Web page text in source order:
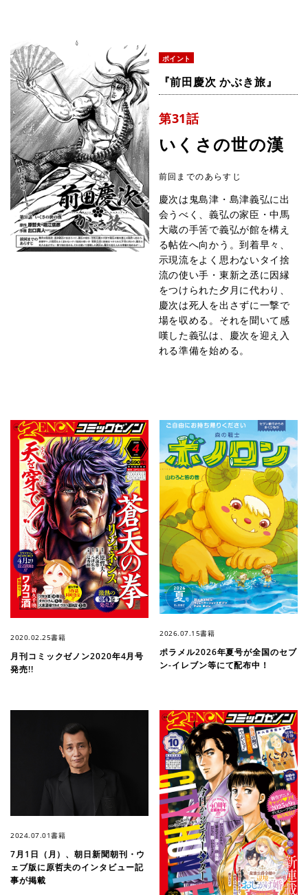
ポイント
『前田慶次 かぶき旅』
第31話
いくさの世の漢
前回までのあらすじ
慶次は鬼島津・島津義弘に出
会うべく、義弘の家臣・中馬
大蔵の手筈で義弘が館を構え
る帖佐へ向かう。到着早々、
示現流をよく思わないタイ捨
流の使い手・東新之丞に因縁
をつけられた夕月に代わり、
慶次は死人を出さずに一撃で
場を収める。それを聞いて感
嘆した義弘は、慶次を迎え入
れる準備を始める。
2020.02.25書籍
月刊コミックゼノン2020年4月号
発売!!
2026.07.15書籍
ポラメル2026年夏号が全国のセブ
ン-イレブン等にて配布中！
2024.07.01書籍
7月1日（月）、朝日新聞朝刊・ウ
ェブ版に原哲夫のインタビュー記
事が掲載